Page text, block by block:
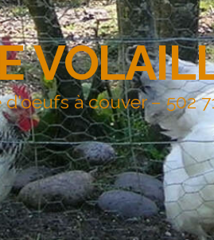
d'oeufs à couver – 502